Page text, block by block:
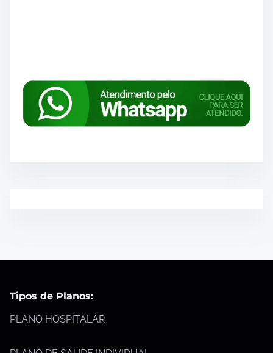
Tipos de Planos:
PLANO HOSPITALAR